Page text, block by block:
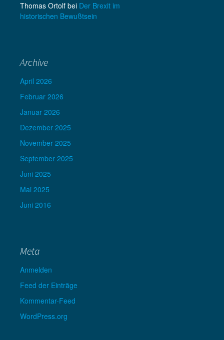
Thomas Ortolf bei Der Brexit im
historischen Bewußtsein
Archive
April 2026
Februar 2026
Januar 2026
Dezember 2025
November 2025
September 2025
Juni 2025
Mai 2025
Juni 2016
Meta
Anmelden
Feed der Einträge
Kommentar-Feed
WordPress.org